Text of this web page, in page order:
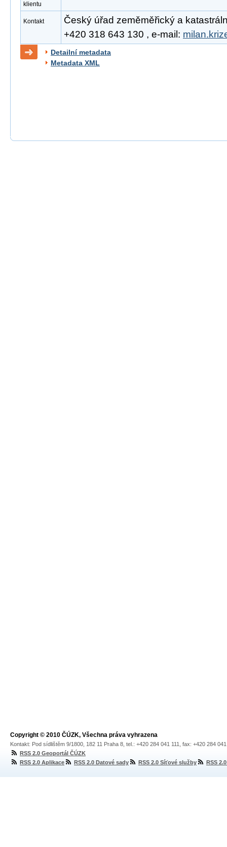
klientu
Kontakt
Český úřad zeměměřický a
+420 318 643 130 , e-mail:
Detailní metadata
Metadata XML
Copyright © 2010 ČÚZK, Všechna práva vyhrazena
Kontakt: Pod sídlištěm 9/1800, 182 11 Praha 8, tel.: +420 284 041 111, fax: +420 284
RSS 2.0 Geoportál ČÚZK
RSS 2.0 Aplikace
RSS 2.0 Datové sady RSS 2.0 Síťové služby RSS